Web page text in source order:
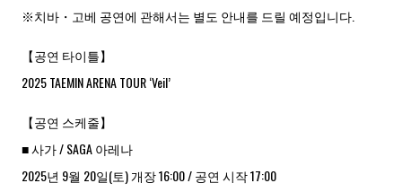
※치바・고베 공연에 관해서는 별도 안내를 드릴 예정입니다.
【공연 타이틀】
2025 TAEMIN ARENA TOUR ‘Veil’
【공연 스케줄】
■ 사가 / SAGA 아레나
2025년 9월 20일(토) 개장 16:00 / 공연 시작 17:00